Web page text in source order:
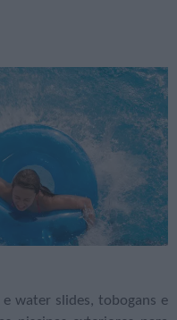
water slides, tobogans e